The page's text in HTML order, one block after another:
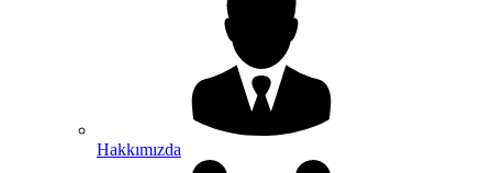
Hakkımızda